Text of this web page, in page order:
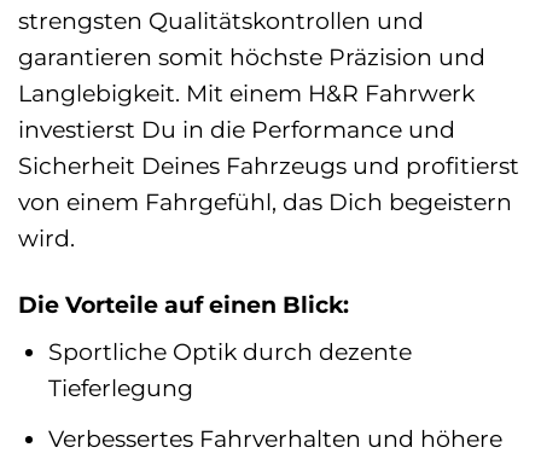
strengsten Qualitätskontrollen und
garantieren somit höchste Präzision und
Langlebigkeit. Mit einem H&R Fahrwerk
investierst Du in die Performance und
Sicherheit Deines Fahrzeugs und profitierst
von einem Fahrgefühl, das Dich begeistern
wird.
Die Vorteile auf einen Blick:
Sportliche Optik durch dezente
Tieferlegung
Verbessertes Fahrverhalten und höhere